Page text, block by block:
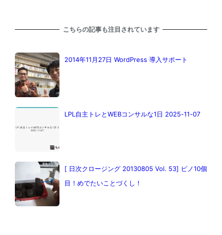
こちらの記事も注目されています
2014年11月27日 WordPress 導入サポート
LPL自主トレとWEBコンサルな1日 2025-11-07
[ 日次クロージング 20130805 Vol. 53] ピノ10個
目！めでたいことづくし！